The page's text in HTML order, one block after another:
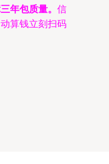
年包质量。 信
算钱立刻扫码